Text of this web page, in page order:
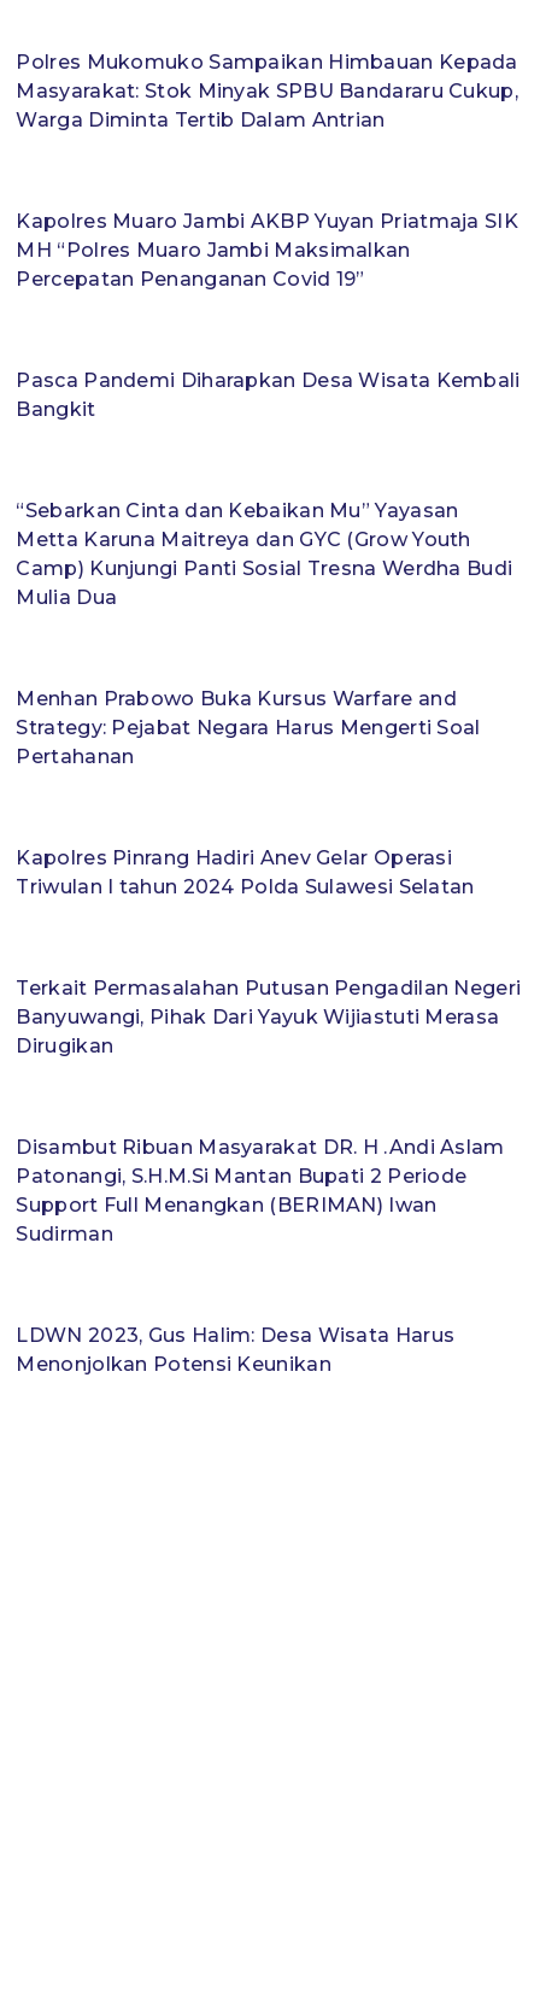
Polres Mukomuko Sampaikan Himbauan Kepada
Masyarakat: Stok Minyak SPBU Bandararu Cukup,
Warga Diminta Tertib Dalam Antrian
Kapolres Muaro Jambi AKBP Yuyan Priatmaja SIK
MH “Polres Muaro Jambi Maksimalkan
Percepatan Penanganan Covid 19”
Pasca Pandemi Diharapkan Desa Wisata Kembali
Bangkit
“Sebarkan Cinta dan Kebaikan Mu” Yayasan
Metta Karuna Maitreya dan GYC (Grow Youth
Camp) Kunjungi Panti Sosial Tresna Werdha Budi
Mulia Dua
Menhan Prabowo Buka Kursus Warfare and
Strategy: Pejabat Negara Harus Mengerti Soal
Pertahanan
Kapolres Pinrang Hadiri Anev Gelar Operasi
Triwulan I tahun 2024 Polda Sulawesi Selatan
Terkait Permasalahan Putusan Pengadilan Negeri
Banyuwangi, Pihak Dari Yayuk Wijiastuti Merasa
Dirugikan
Disambut Ribuan Masyarakat DR. H .Andi Aslam
Patonangi, S.H.M.Si Mantan Bupati 2 Periode
Support Full Menangkan (BERIMAN) Iwan
Sudirman
LDWN 2023, Gus Halim: Desa Wisata Harus
Menonjolkan Potensi Keunikan